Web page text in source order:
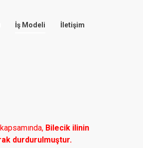
İş Modeli İletişim
Bilecik ilinin
durdurulmuştur.